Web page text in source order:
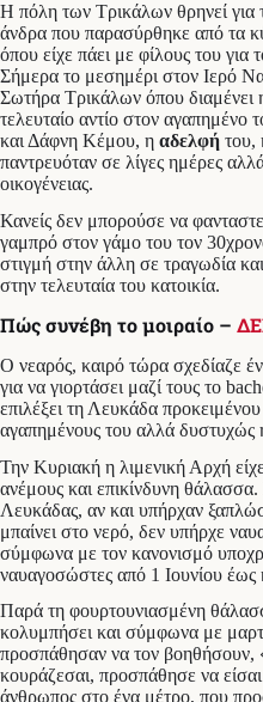
Η πόλη των Τρικάλων θρηνεί
άνδρα που παρασύρθηκε από τα
όπου είχε πάει με φίλους του
Σήμερα το μεσημέρι στον Ιερό
Σωτήρα Τρικάλων όπου διαμένει
τελευταίο αντίο στον αγαπημένο
και Δάφνη Κέμου, η αδελφή του,
παντρευόταν σε λίγες ημέρες
οικογένειας.
Κανείς δεν μπορούσε να
γαμπρό στον γάμο του τον
στιγμή στην άλλη σε τραγωδία
στην τελευταία του κατοικία.
Πώς συνέβη το μοιραίο –
Ο νεαρός, καιρό τώρα σχεδίαζε
για να γιορτάσει μαζί τους το
επιλέξει τη Λευκάδα
αγαπημένους του αλλά δυστυχώς
Την Κυριακή η λιμενική Αρχή
ανέμους και επικίνδυνη θάλασσα.
Λευκάδας, αν και υπήρχαν
μπαίνει στο νερό, δεν υπήρχε
σύμφωνα με τον κανονισμό
ναυαγοσώστες από 1 Ιουνίου έως
Παρά τη φουρτουνιασμένη
κολυμπήσει και σύμφωνα με
προσπάθησαν να τον
κουράζεσαι, προσπάθησε να
άνθρωπος στο ένα μέτρο, που